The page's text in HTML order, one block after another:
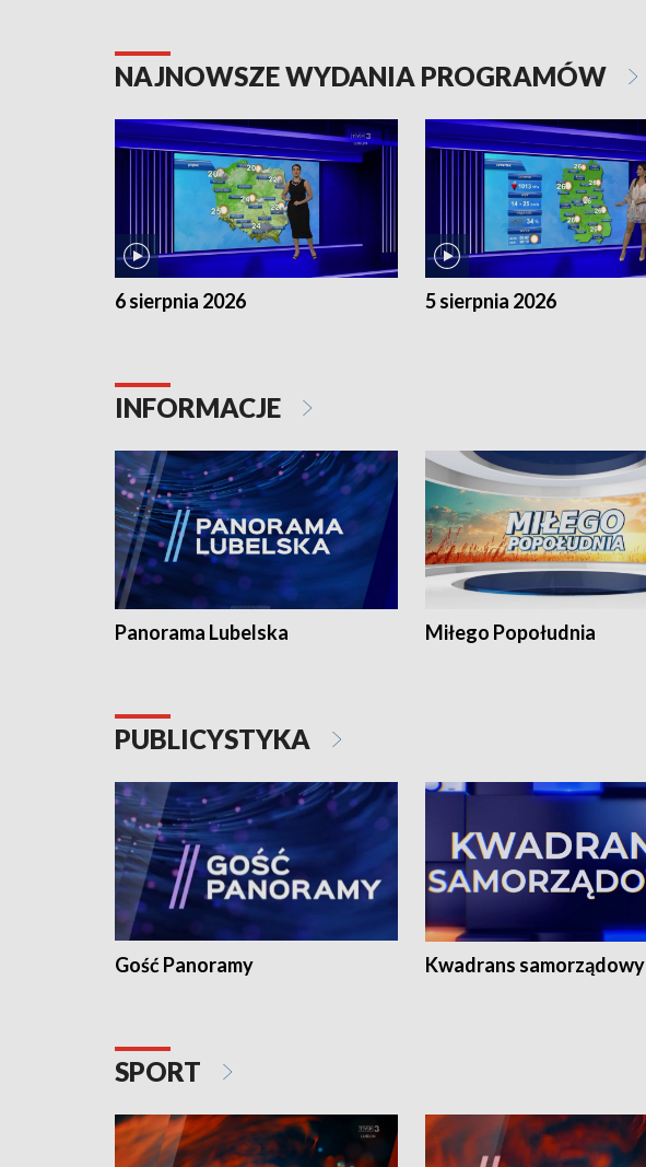
NAJNOWSZE WYDANIA PROGRAMÓW
6 sierpnia 2026 5 sierpnia 2026
INFORMACJE
Panorama Lubelska Miłego Popołudnia
PUBLICYSTYKA
Gość Panoramy Kwadrans samorządowy
SPORT